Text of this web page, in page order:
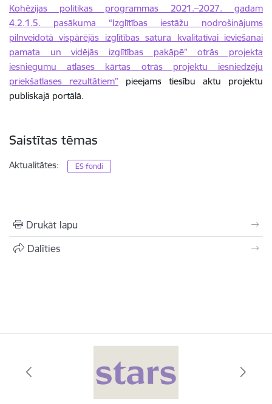
Kohēzijas politikas programmas 2021.–2027. gadam
4.2.1.5. pasākuma “Izglītības iestāžu nodrošinājums
pilnveidotā vispārējās izglītības satura kvalitatīvai ieviešanai
pamata un vidējās izglītības pakāpē” otrās projekta
iesniegumu atlases kārtas otrās projektu iesniedzēju
priekšatlases rezultātiem” pieejams tiesību aktu projektu
publiskajā portālā.
Saistītas tēmas
Aktualitātes: ES fondi
Drukāt lapu
Dalīties